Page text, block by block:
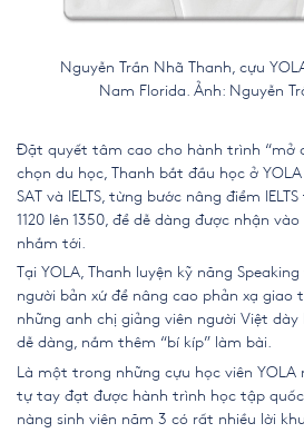
Nguyễn Trần Nhã Thanh, cựu
Nam Florida. Ảnh: Nguyễn
Đặt quyết tâm cao cho hành trình “mở
chọn du học, Thanh bắt đầu học ở
SAT và IELTS, từng bước nâng điểm
1120 lên 1350, để dễ dàng được nhận
nhắm tới.
Tại YOLA, Thanh luyện kỹ năng
người bản xứ để nâng cao phản xạ giao
những anh chị giảng viên người Việt
dễ dàng, nắm thêm “bí kíp” làm bài.
Là một trong những cựu học viên YOLA
tự tay đạt được hành trình học tập
nàng sinh viên năm 3 có rất nhiều lời